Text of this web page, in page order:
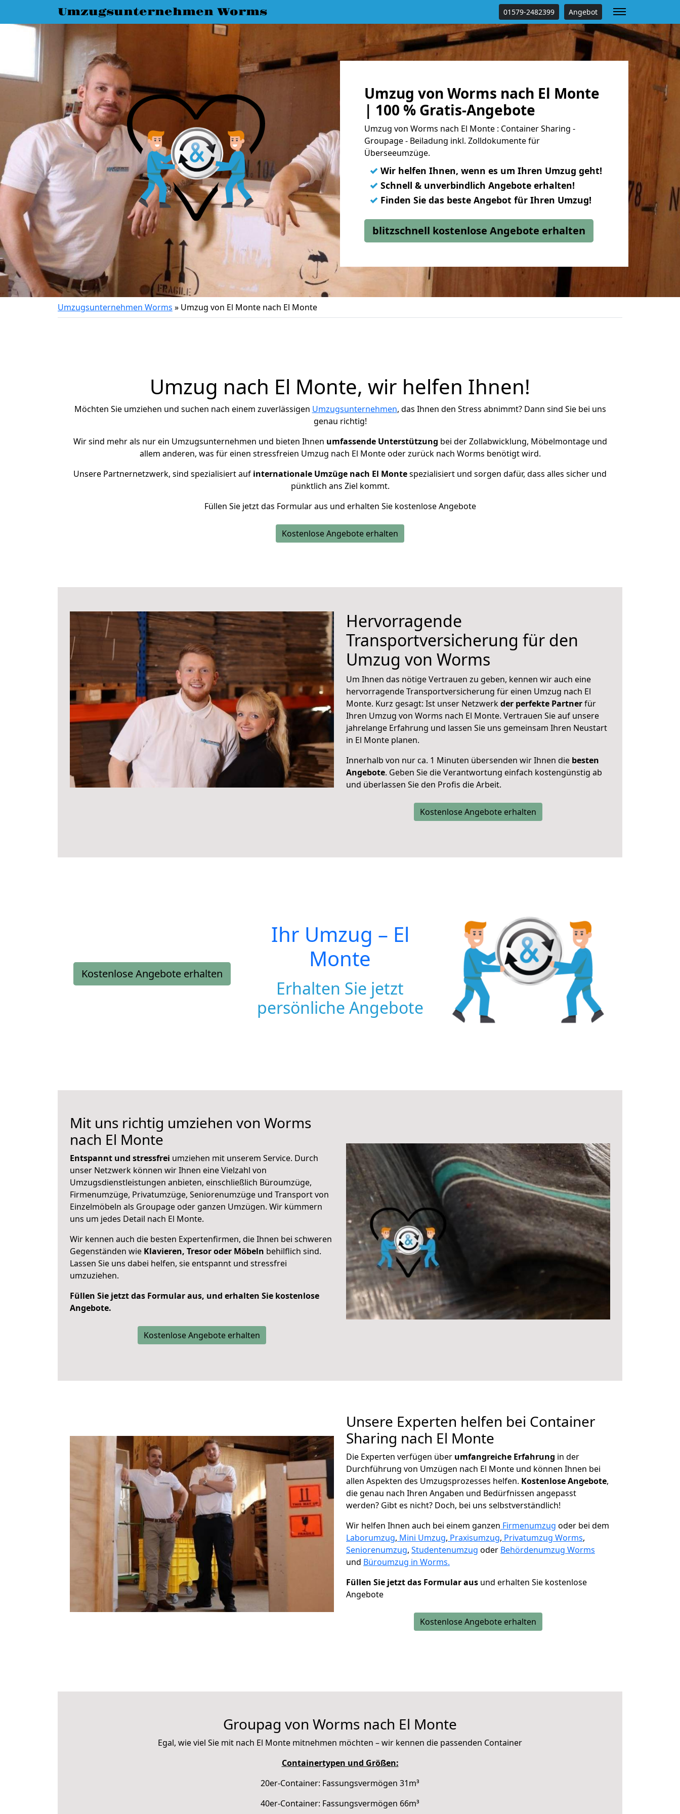
Umzugsunternehmen Worms 01579-2482399 Angebot
Umzug von Worms nach El Monte
| 100 % Gratis-Angebote
Umzug von Worms nach El Monte : Container Sharing -
Groupage - Beiladung inkl. Zolldokumente für
Überseeumzüge.
✓ Wir helfen Ihnen, wenn es um Ihren Umzug geht!
✓ Schnell & unverbindlich Angebote erhalten!
✓ Finden Sie das beste Angebot für Ihren Umzug!
blitzschnell kostenlose Angebote erhalten
Umzugsunternehmen Worms » Umzug von El Monte nach El Monte
Umzug nach El Monte, wir helfen Ihnen!
Möchten Sie umziehen und suchen nach einem zuverlässigen Umzugsunternehmen, das Ihnen den Stress abnimmt? Dann sind Sie bei uns
genau richtig!
Wir sind mehr als nur ein Umzugsunternehmen und bieten Ihnen umfassende Unterstützung bei der Zollabwicklung, Möbelmontage und
allem anderen, was für einen stressfreien Umzug nach El Monte oder zurück nach Worms benötigt wird.
Unsere Partnernetzwerk, sind spezialisiert auf internationale Umzüge nach El Montespezialisiert und sorgen dafür, dass alles sicher und
pünktlich ans Ziel kommt.
Füllen Sie jetzt das Formular aus und erhalten Sie kostenlose Angebote
Kostenlose Angebote erhalten
Hervorragende
Transportversicherung für den
Umzug von Worms
Um Ihnen das nötige Vertrauen zu geben, kennen wir auch eine
hervorragende Transportversicherung für einen Umzug nach El
Monte. Kurz gesagt: Ist unser Netzwerkder perfekte Partnerfür
Ihren Umzug von Worms nach El Monte. Vertrauen Sie auf unsere
jahrelange Erfahrung und lassen Sie uns gemeinsam Ihren Neustart
in El Monte planen.
Innerhalb von nur ca. 1 Minuten übersenden wir Ihnen die besten
Angebote. Geben Sie die Verantwortung einfach kostengünstig ab
und überlassen Sie den Profis die Arbeit.
Kostenlose Angebote erhalten
Kostenlose Angebote erhalten
Ihr Umzug – El
Monte
Erhalten Sie jetzt
persönliche Angebote
Mit uns richtig umziehen von Worms
nach El Monte
Entspannt und stressfrei umziehen mit unserem Service. Durch
unser Netzwerk können wir Ihnen eine Vielzahl von
Umzugsdienstleistungen anbieten, einschließlich Büroumzüge,
Firmenumzüge, Privatumzüge, Seniorenumzüge und Transport von
Einzelmöbeln als Groupage oder ganzen Umzügen. Wir kümmern
uns um jedes Detail nach El Monte.
Wir kennen auch die besten Expertenfirmen, die Ihnen bei schweren
Gegenständen wie Klavieren, Tresor oder Möbeln behilflich sind.
Lassen Sie uns dabei helfen, sie entspannt und stressfrei
umzuziehen.
Füllen Sie jetzt das Formular aus, und erhalten Sie kostenlose
Angebote.
Kostenlose Angebote erhalten
Unsere Experten helfen bei Container
Sharing nach El Monte
Die Experten verfügen über umfangreiche Erfahrung in der
Durchführung von Umzügen nach El Monte und können Ihnen bei
allen Aspekten des Umzugsprozesses helfen. Kostenlose Angebote,
die genau nach Ihren Angaben und Bedürfnissen angepasst
werden? Gibt es nicht? Doch, bei uns selbstverständlich!
Wir helfen Ihnen auch bei einem ganzen Firmenumzug oder bei dem
Laborumzug, Mini Umzug, Praxisumzug, Privatumzug Worms,
Seniorenumzug, Studentenumzug oder Behördenumzug Worms
und Büroumzug in Worms.
Füllen Sie jetzt das Formular aus und erhalten Sie kostenlose
Angebote
Kostenlose Angebote erhalten
Groupag von Worms nach El Monte
Egal, wie viel Sie mit nach El Monte mitnehmen möchten – wir kennen die passenden Container
Containertypen und Größen:
20er-Container: Fassungsvermögen 31m³
40er-Container: Fassungsvermögen 66m³